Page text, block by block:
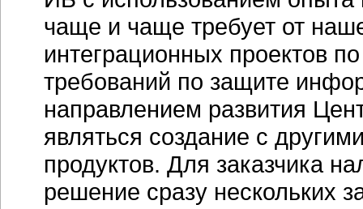
чаще и чаще требует от
интеграционных проектов
требований по защите
направлением развития
являться создание с
продуктов. Для заказчика
решение сразу нескольких